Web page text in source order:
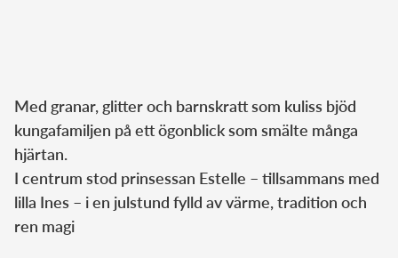
Med granar, glitter och barnskratt som kuliss bjöd
kungafamiljen på ett ögonblick som smälte många
hjärtan.
I centrum stod prinsessan Estelle – tillsammans med
lilla Ines – i en julstund fylld av värme, tradition och
ren magi